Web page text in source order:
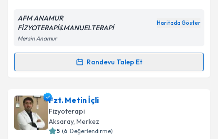
Kişisel verilerimin işlenmesine ilişkinAydınlatma
'ni okudum ve kişisel verilerimin belirtilen
kapsamda işlenmesini kabul ediyorum.
Takvim Talebini Gönder
AFM ANAMUR
FİZYOTERAPİ&MANUELTERAPİ
Haritada Göster
Mersin Anamur
Randevu Talep Et
Randevu Takvimi Talebi
Fzt. Hacı Veli Kılınçiçin randevu takvimi talebi
oluşturun. Size bu uzmandan randevu almanız için bir
takvim hazırlandığında e-posta ile bilgilendireceğiz.
Fzt. Metin İçli
Fizyoterapi
Aksaray, Merkez
5 (6 Değerlendirme)